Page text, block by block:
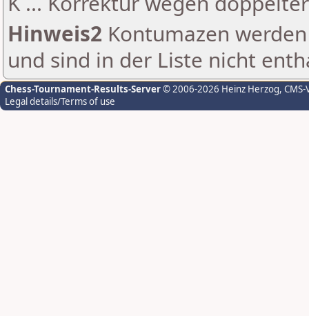
Hinweis2 Kontumazen
und sind in der Liste nicht
Chess-Tournament-Results-Server© 2006-2026 Heinz Herzog,
Legal details/Terms of use